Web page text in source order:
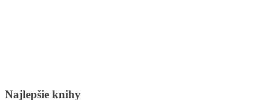
Najlepšie knihy